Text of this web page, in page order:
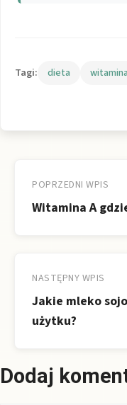
Tagi: dieta witamina
wpisu
POPRZEDNI WPIS
Witamina A
NASTĘPNY WPIS
Jakie mleko
użytku?
Dodaj